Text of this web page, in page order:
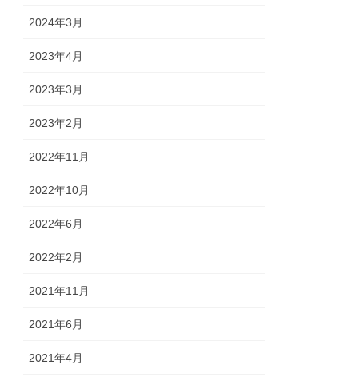
2024年3月
2023年4月
2023年3月
2023年2月
2022年11月
2022年10月
2022年6月
2022年2月
2021年11月
2021年6月
2021年4月